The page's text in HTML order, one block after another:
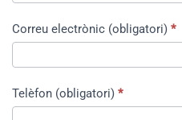
Correu electrònic (obligatori) *
Telèfon (obligatori) *